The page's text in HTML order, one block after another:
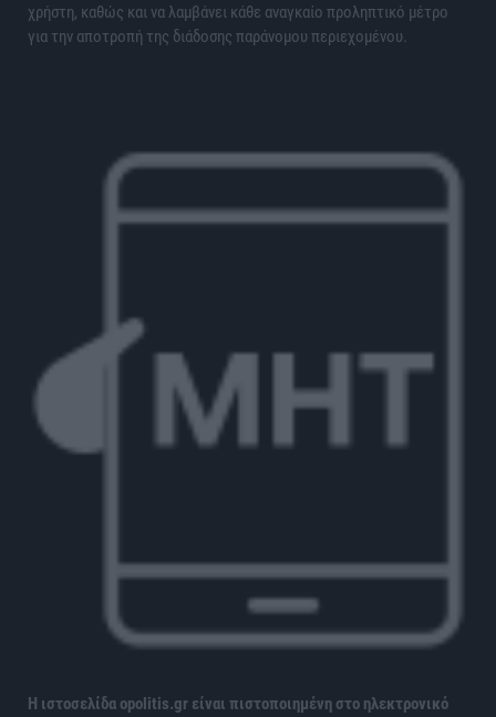
χρήστη, καθώς και να λαμβάνει κάθε αναγκαίο προληπτικό μέτρο
για την αποτροπή της διάδοσης παράνομου περιεχομένου.
Η ιστοσελίδα opolitis.gr είναι πιστοποιημένη στο ηλεκτρονικό